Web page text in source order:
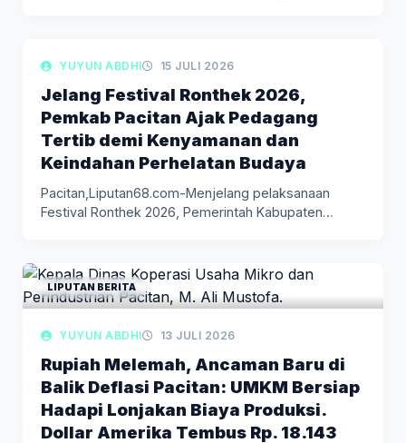
LIPUTAN BERITA
YUYUN ABDHI 15 JULI 2026
Jelang Festival Ronthek 2026,
Pemkab Pacitan Ajak Pedagang
Tertib demi Kenyamanan dan
Keindahan Perhelatan Budaya
Pacitan,Liputan68.com-Menjelang pelaksanaan
Festival Ronthek 2026, Pemerintah Kabupaten
LIPUTAN BERITA
YUYUN ABDHI 13 JULI 2026
Rupiah Melemah, Ancaman Baru di
Balik Deflasi Pacitan: UMKM Bersiap
Hadapi Lonjakan Biaya Produksi.
Dollar Amerika Tembus Rp. 18.143